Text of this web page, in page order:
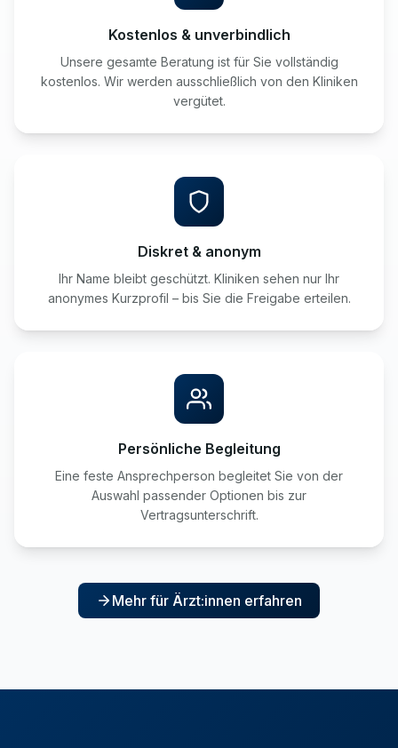
Kostenlos & unverbindlich
Unsere gesamte Beratung ist für Sie vollständig
kostenlos. Wir werden ausschließlich von den Kliniken
vergütet.
Diskret & anonym
Ihr Name bleibt geschützt. Kliniken sehen nur Ihr
anonymes Kurzprofil – bis Sie die Freigabe erteilen.
Persönliche Begleitung
Eine feste Ansprechperson begleitet Sie von der
Auswahl passender Optionen bis zur
Vertragsunterschrift.
Mehr für Ärzt:innen erfahren